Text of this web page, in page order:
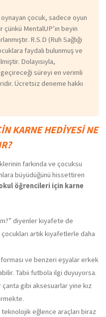
oynayan çocuk, sadece oyun
çünkü MentalUP’ın beyin
R.S.D (Ruh Sağlığı
faydalı bulunmuş ve
Dolayısıyla,
süreyi en verimli
Ücretsiz deneme hakkı
KARNE HEDİYESİ NE
farkında ve çocuksu
büyüdüğünü hissettiren
öğrencileri için karne
diyenler kıyafete de
artık kıyafetlerle daha
ve benzeri eşyalar erkek
Tabii futbola ilgi duyuyorsa.
gibi aksesuarlar yine kız
eğlence araçları biraz